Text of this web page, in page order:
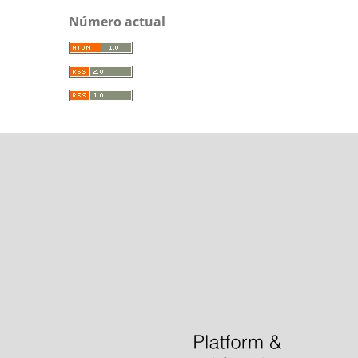
Número actual